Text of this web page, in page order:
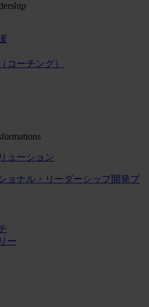
コーチング）
ューション
ョナル・リーダーシップ開発プ
ー